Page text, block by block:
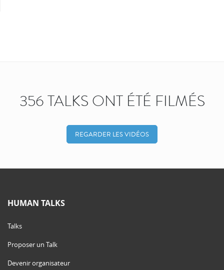
356 TALKS ONT ÉTÉ FILMÉS
REGARDER LES VIDÉOS
HUMAN TALKS
Talks
Proposer un Talk
Devenir organisateur